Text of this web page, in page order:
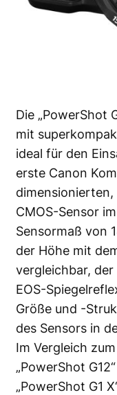
Die „PowerShot
mit
ideal für den
erste Canon
dimensionierten,
CMOS-Sensor
Sensormaß von
der Höhe mit
vergleichbar,
EOS-
Größe und -
des Sensors in
Im Vergleich
„PowerShot
„PowerShot G1